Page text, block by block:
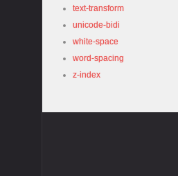
text-transform
unicode-bidi
white-space
word-spacing
z-index